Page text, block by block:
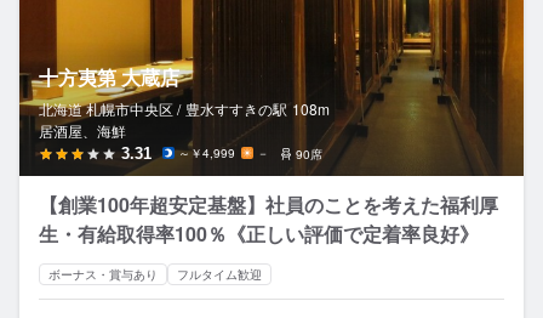
十方夷第 大蔵店
北海道 札幌市中央区 / 豊水すすきの駅 108m
居酒屋、海鮮
3.31 ～￥4,999 － 90席
【創業100年超安定基盤】社員のことを考えた福利厚
生・有給取得率100％《正しい評価で定着率良好》
ボーナス・賞与あり フルタイム歓迎